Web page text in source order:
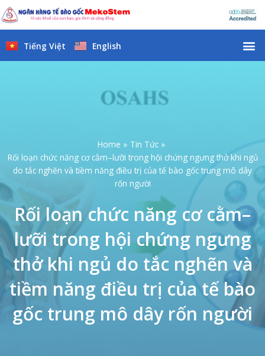
Skip
to
content
Tiếng Việt English
Home
Tin Tức
Rối loạn chức năng cơ cằm–lưỡi trong hội chứng ngưng thở khi ngủ
do tắc nghẽn và tiềm năng điều trị của tế bào gốc trung mô dây
rốn người
Rối loạn chức năng cơ cằm–
lưỡi trong hội chứng ngưng
thở khi ngủ do tắc nghẽn và
tiềm năng điều trị của tế bào
gốc trung mô dây rốn người